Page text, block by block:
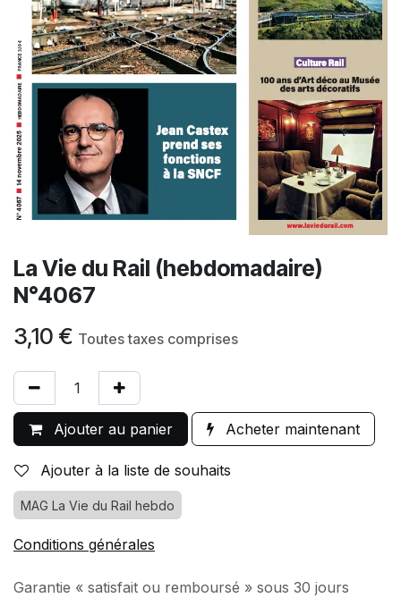
La Vie du Rail (hebdomadaire)
N°4067
3,10 € Toutes taxes comprises
Ajouter au panier Acheter maintenant
Ajouter à la liste de souhaits
MAG La Vie du Rail hebdo
Conditions générales
Garantie « satisfait ou remboursé » sous 30 jours